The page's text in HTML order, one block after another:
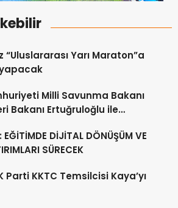
“Uluslararası Yarı Maraton”a
Milli Savunma Bakanı
Bakanı Ertuğruloğlu ile
EĞİTİMDE DİJİTAL DÖNÜŞÜM VE
SÜRECEK
Parti KKTC Temsilcisi Kaya’yı